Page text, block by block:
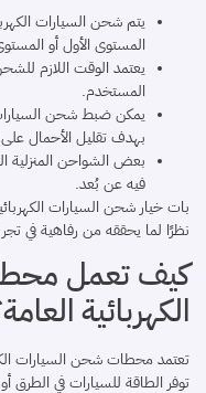
يتم شحن السيارات
المستوى الأول أو المستوى
يعتمد الوقت اللازم
المستخدم.
يمكن ضبط شحن السيارات
بهدف تقليل الأحمال على
بعض الشواحن المنزلية
فيه عن بُعد.
بات خيار شحن السيارات
نظرًا لما يحققه من رفاهية في
كيف تعمل
الكهربائية
تعتمد محطات شحن السيارات
توفر الطاقة للسيارات في الطرق